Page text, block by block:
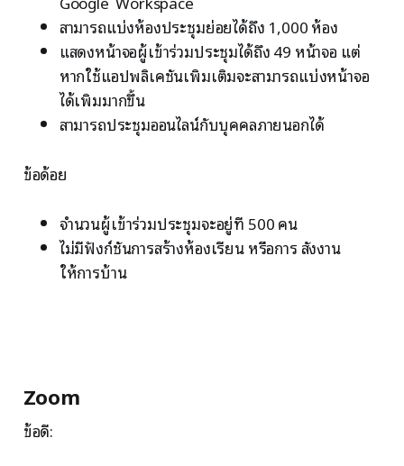
สามารถแบ่งห้องประชุมย่อยได้ถึง 1,000 ห้อง
แสดงหน้าจอผู้เข้าร่วมประชุมได้ถึง 49 หน้าจอ แต่
หากใช้แอปพลิเคชันเพิ่มเติมจะสามารถแบ่งหน้าจอ
ได้เพิ่มมากขึ้น
สามารถประชุมออนไลน์กับบุคคลภายนอกได้
ข้อด้อย
จำนวนผู้เข้าร่วมประชุมจะอยู่ที่ 500 คน
ไม่มีฟังก์ชันการสร้างห้องเรียน หรือการ สั่งงาน
ให้การบ้าน
Zoom
ข้อดี: